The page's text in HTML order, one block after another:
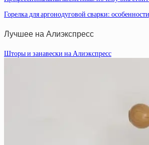
Горелка для аргонодуговой сварки:
Лучшее на Алиэкспресс
Шторы и занавески на Алиэкспресс